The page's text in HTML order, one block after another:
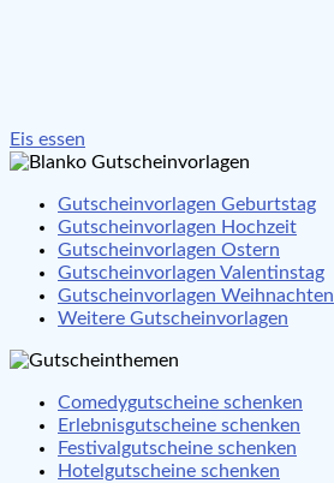
Beitragsnavigation
Eis essen
Gutscheinvorlagen Geburtstag
Gutscheinvorlagen Hochzeit
Gutscheinvorlagen Ostern
Gutscheinvorlagen Valentinstag
Gutscheinvorlagen Weihnachten
Weitere Gutscheinvorlagen
Comedygutscheine schenken
Erlebnisgutscheine schenken
Festivalgutscheine schenken
Hotelgutscheine schenken